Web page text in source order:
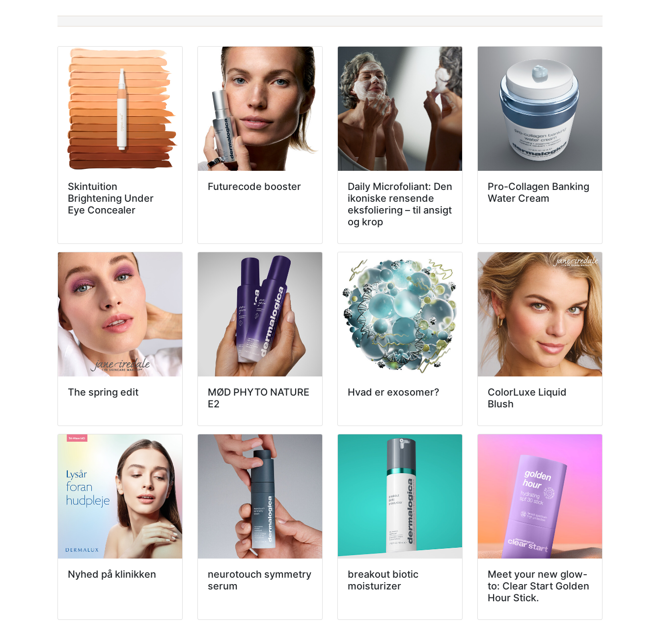
Skintuition
Brightening Under
Eye Concealer
Futurecode booster
Daily Microfoliant: Den
ikoniske rensende
eksfoliering – til ansigt
og krop
Pro-Collagen Banking
Water Cream
The spring edit
MØD PHYTO NATURE
E2
Hvad er exosomer?
ColorLuxe Liquid
Blush
Nyhed på klinikken
neurotouch symmetry
serum
breakout biotic
moisturizer
Meet your new glow-
to: Clear Start Golden
Hour Stick.